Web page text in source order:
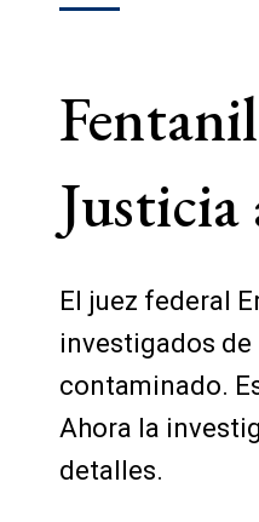
El juez federal
investigados
contaminado.
Ahora la
detalles.